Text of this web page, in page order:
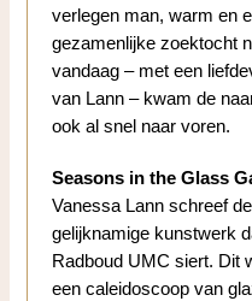
verlegen man, warm en
gezamenlijke zoektocht
vandaag – met een
van Lann – kwam de
ook al snel naar voren.
Seasons in the Glass
Vanessa Lann schreef
gelijknamige kunstwerk
Radboud UMC siert. Dit
een caleidoscoop van